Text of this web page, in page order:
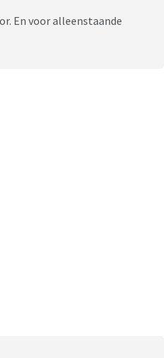
En voor alleenstaande